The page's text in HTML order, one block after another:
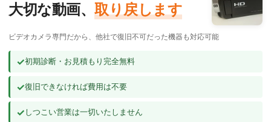
サービスの流れ
よくあるご質問
大切な動画、 取り戻します
ビデオカメラ専門だから、他社で復旧不可だった機器も対応可能
✓初期診断・お見積もり完全無料
✓復旧できなければ費用は不要
✓しつこい営業は一切いたしません